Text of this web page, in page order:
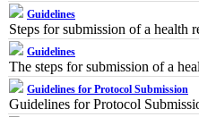
Guidelines
Steps for submission of a health
Guidelines
The steps for submission of a
Guidelines for Protocol Submission
Guidelines for Protocol